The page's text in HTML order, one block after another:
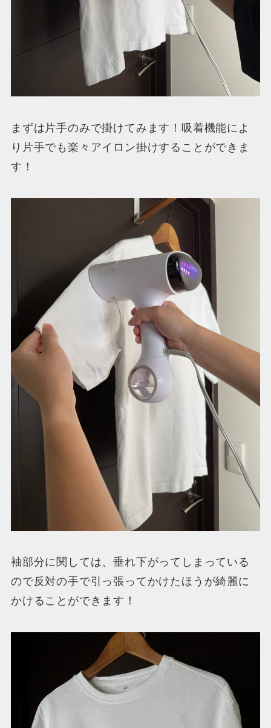
まずは片手のみで掛けてみます！吸着機能によ
り片手でも楽々アイロン掛けすることができま
す！
袖部分に関しては、垂れ下がってしまっている
ので反対の手で引っ張ってかけたほうが綺麗に
かけることができます！